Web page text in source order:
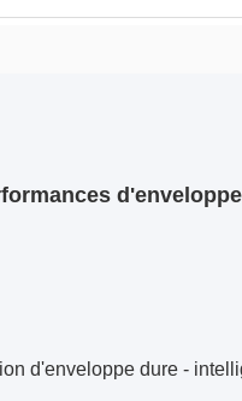
d'enveloppe dure -